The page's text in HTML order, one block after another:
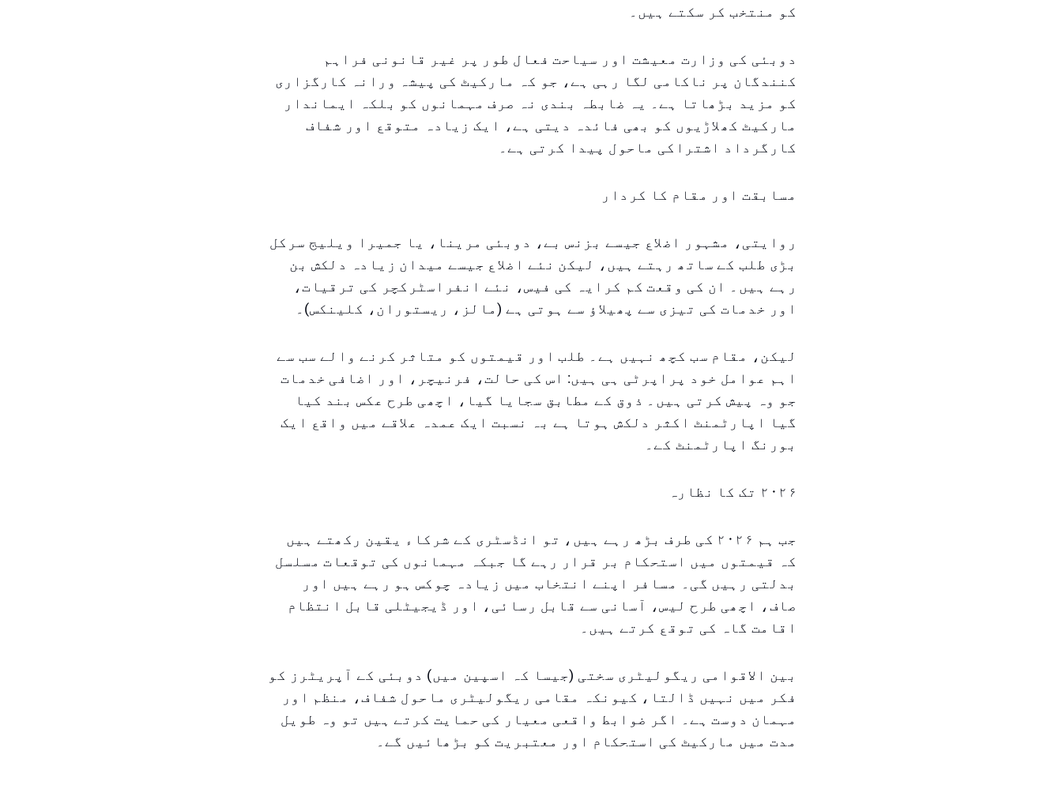
کو منتخب کر سکتے ہیں۔
دوبئی کی وزارت معیشت اور سیاحت فعال طور پر غیر قانونی فراہم
کنندگان پر ناکامی لگا رہی ہے، جو کہ مارکیٹ کی پیشہ ورانہ کارگزاری
کو مزید بڑھاتا ہے۔ یہ ضابطہ بندی نہ صرف مہمانوں کو بلکہ ایماندار
مارکیٹ کھلاڑیوں کو بھی فائدہ دیتی ہے، ایک زیادہ متوقع اور شفاف
کارگرداد اشتراکی ماحول پیدا کرتی ہے۔
مسابقت اور مقام کا کردار
روایتی، مشہور اضلاع جیسے بزنس بے، دوبئی مرینا، یا جمیرا ویلیج سرکل
بڑی طلب کے ساتھ رہتے ہیں، لیکن نئے اضلاع جیسے میدان زیادہ دلکش بن
رہے ہیں۔ ان کی وقعت کم کرایہ کی فیس، نئے انفراسٹرکچر کی ترقیات،
اور خدمات کی تیزی سے پھیلاؤ سے ہوتی ہے (مالز، ریستوران، کلینکس)۔
لیکن، مقام سب کچھ نہیں ہے۔ طلب اور قیمتوں کو متاثر کرنے والے سب سے
اہم عوامل خود پراپرٹی ہی ہیں: اس کی حالت، فرنیچر، اور اضافی خدمات
جو وہ پیش کرتی ہیں۔ ذوق کے مطابق سجایا گیا، اچھی طرح عکس بند کیا
گیا اپارٹمنٹ اکثر دلکش ہوتا ہے بہ نسبت ایک عمدہ علاقے میں واقع ایک
بورنگ اپارٹمنٹ کے۔
۲۰۲۶ تک کا نظارہ
جب ہم ۲۰۲۶ کی طرف بڑھ رہے ہیں، تو انڈسٹری کے شرکاء یقین رکھتے ہیں
کہ قیمتوں میں استحکام بر قرار رہے گا جبکہ مہمانوں کی توقعات مسلسل
بدلتی رہیں گی۔ مسافر اپنے انتخاب میں زیادہ چوکس ہو رہے ہیں اور
صاف، اچھی طرح لیس، آسانی سے قابل رسائی، اور ڈیجیٹلی قابل انتظام
اقامت گاہ کی توقع کرتے ہیں۔
بین الاقوامی ریگولیٹری سختی (جیسا کہ اسپین میں) دوبئی کے آپریٹرز کو
فکر میں نہیں ڈالتا، کیونکہ مقامی ریگولیٹری ماحول شفاف، منظم اور
مہمان دوست ہے۔ اگر ضوابط واقعی معیار کی حمایت کرتے ہیں تو وہ طویل
مدت میں مارکیٹ کی استحکام اور معتبریت کو بڑھائیں گے۔